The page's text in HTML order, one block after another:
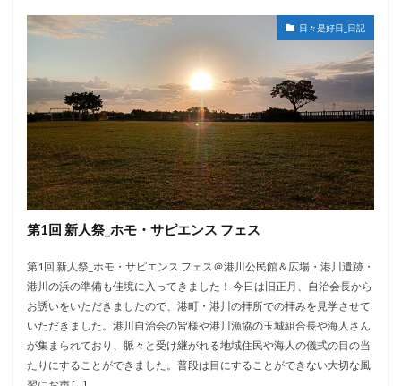
日々是好日_日記
第1回 新人祭_ホモ・サピエンス フェス
第1回 新人祭_ホモ・サピエンス フェス＠港川公民館＆広場・港川遺跡・
港川の浜の準備も佳境に入ってきました！ 今日は旧正月、自治会長から
お誘いをいただきましたので、港町・港川の拝所での拝みを見学させて
いただきました。港川自治会の皆様や港川漁協の玉城組合長や海人さん
が集まられており、脈々と受け継がれる地域住民や海人の儀式の目の当
たりにすることができました。普段は目にすることができない大切な風